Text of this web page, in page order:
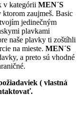
v kategórii MEN´S
zaujmeš. Basic
jedinečným
plavkami
naše plavky ti zoštíhli
na mieste. MEN´S
a preto sú vhodné
( vlastná